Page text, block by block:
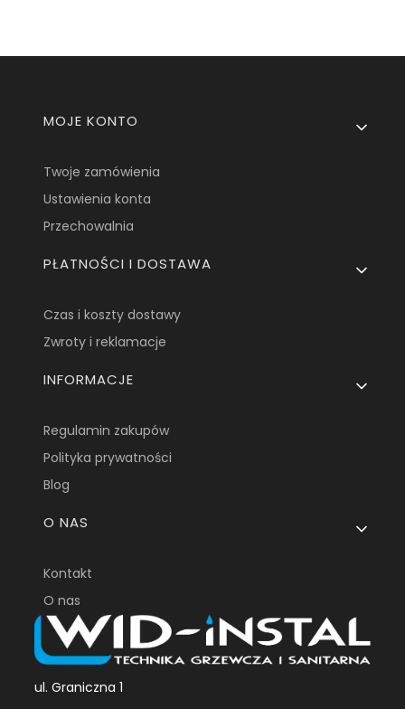
Linki w stopce
MOJE KONTO
Twoje zamówienia
Ustawienia konta
Przechowalnia
PŁATNOŚCI I DOSTAWA
Czas i koszty dostawy
Zwroty i reklamacje
INFORMACJE
Regulamin zakupów
Polityka prywatności
Blog
O NAS
Kontakt
O nas
ul. Graniczna 1